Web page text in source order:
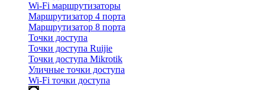
Wi-Fi маршрутизаторы
Маршрутизатор 4 порта
Маршрутизатор 8 порта
Точки доступа
Точки доступа Ruijie
Точки доступа Mikrotik
Уличные точки доступа
Wi-Fi точки доступа